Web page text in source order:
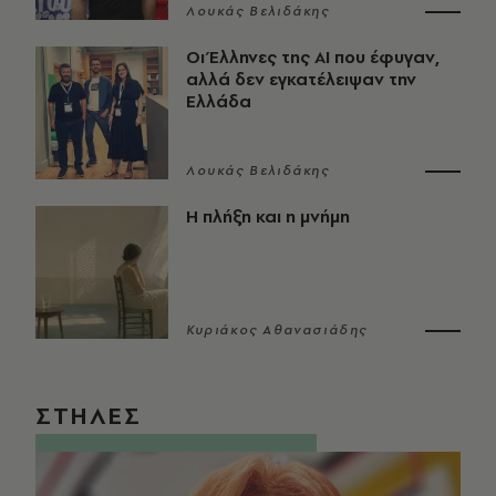
Λουκάς Βελιδάκης
Οι Έλληνες της ΑΙ που έφυγαν,
αλλά δεν εγκατέλειψαν την
Ελλάδα
Λουκάς Βελιδάκης
Η πλήξη και η μνήμη
Κυριάκος Αθανασιάδης
ΣΤΗΛΕΣ